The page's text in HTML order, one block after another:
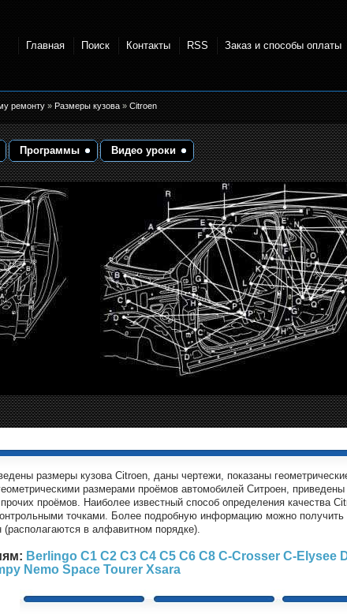
Главная Поиск Контакты RSS Заказ и способы оплаты
ремонту»Размеры кузова»Citroen
Программы Видео уроки
размеры кузова Citroen, даны чертежи, показаны
размерами проёмов автомобилей Ситроен,
проёмов. Наиболее известный способ определения качества
точками. Более подробную информацию можно
(располагаются в алфавитном порядке).
Berlingo C1 C2 C3 C4 C5 C6 C8 C-Crosser C-Elysee
Nemo Space Tourer Xsara